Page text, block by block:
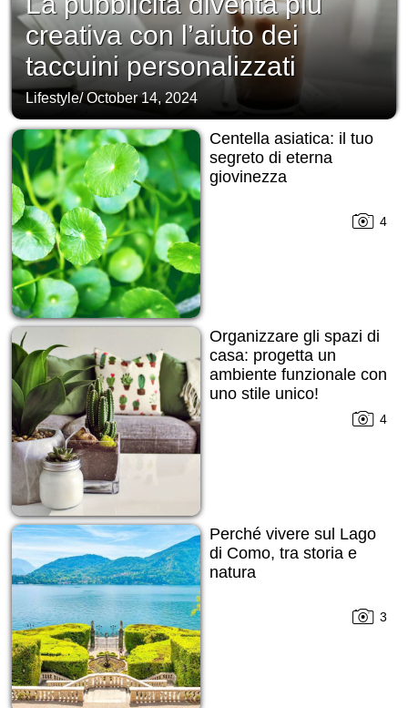
creativa con l’aiuto dei
taccuini personalizzati
Lifestyle/October 14, 2024
Centella asiatica: il tuo
segreto di eterna
giovinezza
4
Organizzare gli spazi di
casa: progetta un
ambiente funzionale con
uno stile unico!
4
Perché vivere sul Lago
di Como, tra storia e
natura
3